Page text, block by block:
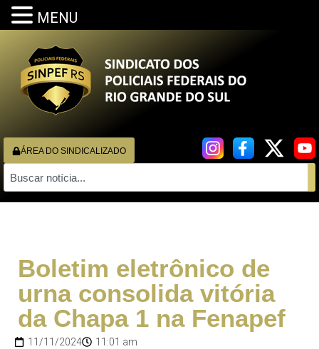
ÁREA DO SINDICALIZADO
Boletim eletrônico de
urna consolida vitória
da Chapa 1 na Fenapef
11/11/2024
11:01 am
MENU